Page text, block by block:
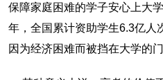
保障家庭困难的学子安心上大
年，全国累计资助学生6.3亿人
因为经济困难而被挡在大学的门